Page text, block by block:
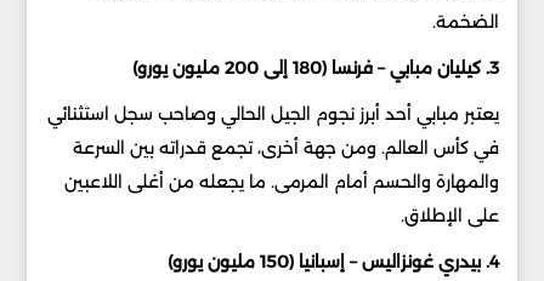
الضخمة.
3. كيليان مبابي – فرنسا (180 إلى 200 مليون يورو)
يعتبر مبابي أحد أبرز نجوم الجيل الحالي وصاحب سجل استثنائي
في كأس العالم. ومن جهة أخرى، تجمع قدراته بين السرعة
والمهارة والحسم أمام المرمى. ما يجعله من أغلى اللاعبين
على الإطلاق.
4. بيدري غونزاليس – إسبانيا (150 مليون يورو)